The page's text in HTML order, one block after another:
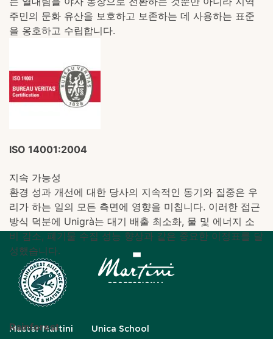
주민의 문화 유산을 보호하고 보존하는 데 사용하는 표준
을 옹호하고 수립합니다.
ISO 14001:2004
지속 가능성
환경 성과 개선에 대한 당사의 지속적인 동기와 집중은 우
리가 하는 일의 모든 측면에 영향을 미칩니다. 이러한 접근
방식 덕분에 Unigrà는 대기 배출 최소화, 물 및 에너지 소
비 감소, 폐기물 수집 성능 향상과 같은 중요한 이정표를 달
성했습니다.
Rainforest
Master Martini
Unica School